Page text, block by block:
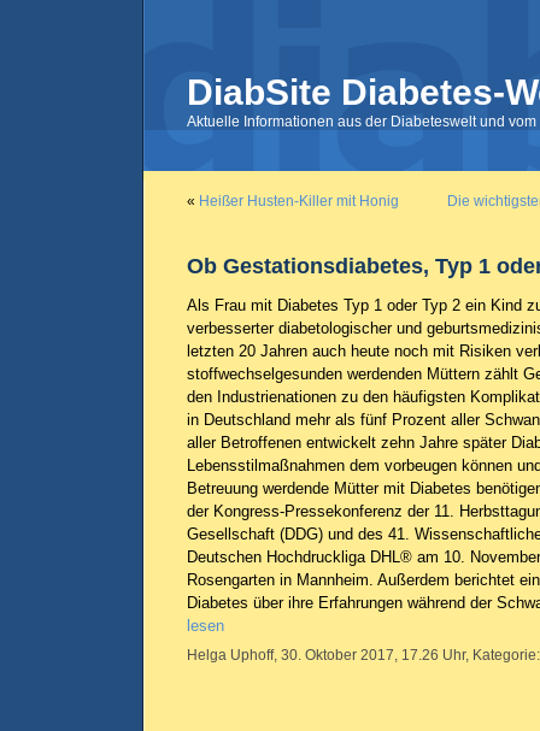
DiabSite Diabetes-
Aktuelle Informationen aus der Diabeteswelt und
« Heißer Husten-Killer mit Honig Die
Ob Gestationsdiabetes, Typ 1
Als Frau mit Diabetes Typ 1 oder Typ 2 ein Kind
verbesserter diabetologischer und
letzten 20 Jahren auch heute noch mit Risiken
stoffwechselgesunden werdenden Müttern zählt
den Industrienationen zu den häufigsten
in Deutschland mehr als fünf Prozent aller
aller Betroffenen entwickelt zehn Jahre später
Lebensstilmaßnahmen dem vorbeugen können
Betreuung werdende Mütter mit Diabetes
der Kongress-Pressekonferenz der 11.
Gesellschaft (DDG) und des 41.
Deutschen Hochdruckliga DHL® am 10.
Rosengarten in Mannheim. Außerdem berichtet
Diabetes über ihre Erfahrungen während der
lesen
Helga Uphoff, 30. Oktober 2017, 17.26 Uhr,